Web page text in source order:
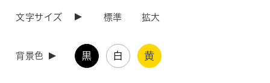
文字サイズ 標準 拡大
背景色 黒 白 黄
保育施設
特別保育事業